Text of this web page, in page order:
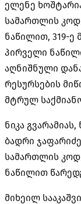
ელენე
სამართლის
ნაწილით, 319-ე
პირველი
აღნიშნული
რესურსების
მტრულ
ნიკა
ბადრი
სამართლის
ნაწილით
მიხეილ